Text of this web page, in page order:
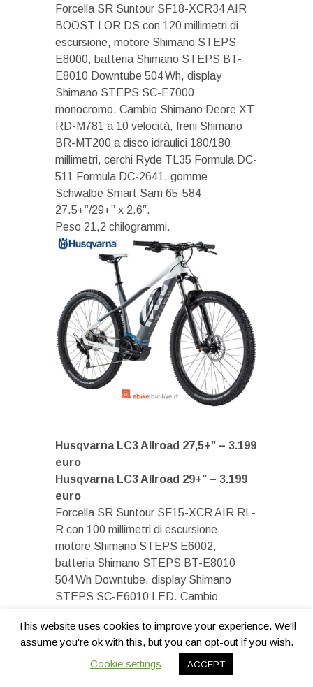
Forcella SR Suntour SF18-XCR34 AIR
BOOST LOR DS con 120 millimetri di
escursione, motore Shimano STEPS
E8000, batteria Shimano STEPS BT-
E8010 Downtube 504 Wh, display
Shimano STEPS SC-E7000
monocromo. Cambio Shimano Deore XT
RD-M781 a 10 velocità, freni Shimano
BR-MT200 a disco idraulici 180/180
millimetri, cerchi Ryde TL35 Formula DC-
511 Formula DC-2641, gomme
Schwalbe Smart Sam 65-584
27.5+”/29+” x 2.6″.
Peso 21,2 chilogrammi.
Husqvarna LC3 Allroad 27,5+” – 3.199
euro
Husqvarna LC3 Allroad 29+” – 3.199
euro
Forcella SR Suntour SF15-XCR AIR RL-
R con 100 millimetri di escursione,
motore Shimano STEPS E6002,
batteria Shimano STEPS BT-E8010
504 Wh Downtube, display Shimano
STEPS SC-E6010 LED. Cambio
elettronico Shimano Deore XT Di2 RD-
M8050 a 11 velocità, freni Tektro HD-
M500 180/180 millimetri, gomme
Continental Double Fighter III (27,5+” o
This website uses cookies to improve your experience. We'll
assume you're ok with this, but you can opt-out if you wish.
Cookie settings
ACCEPT